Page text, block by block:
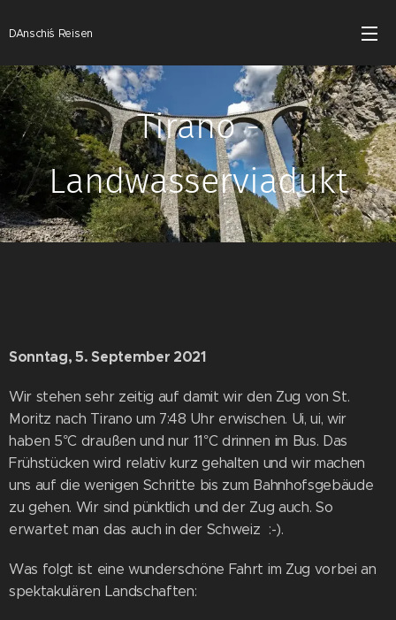
DAnschi´s Reisen
Tirano -
Landwasserviadukt
Sonntag, 5. September 2021
Wir stehen sehr zeitig auf damit wir den Zug von St.
Moritz nach Tirano um 7:48 Uhr erwischen. Ui, ui, wir
haben 5°C draußen und nur 11°C drinnen im Bus. Das
Frühstücken wird relativ kurz gehalten und wir machen
uns auf die wenigen Schritte bis zum Bahnhofsgebäude
zu gehen. Wir sind pünktlich und der Zug auch. So
erwartet man das auch in der Schweiz :-).
Was folgt ist eine wunderschöne Fahrt im Zug vorbei an
spektakulären Landschaften: